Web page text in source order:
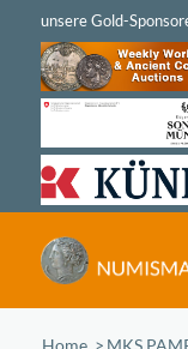
Home /MKS